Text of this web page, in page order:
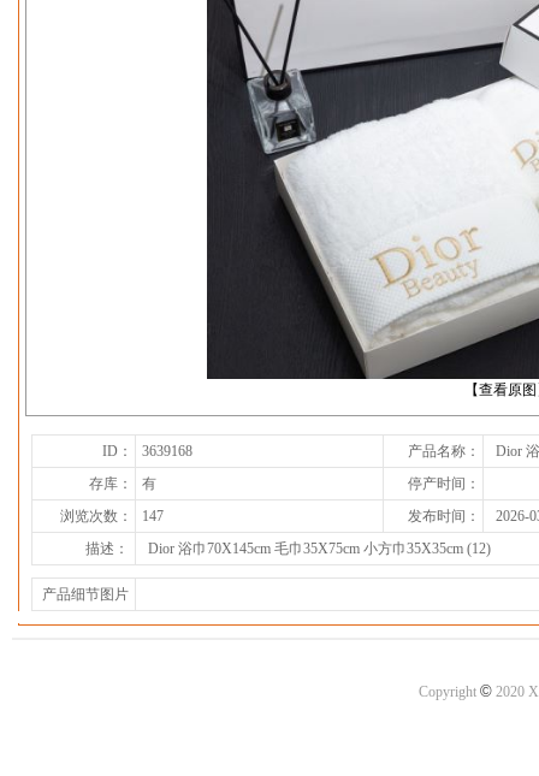
【查看原
下一张
ID： 3639168 产品名称：
Dior
存库：
有
停产时间：
浏览次数：
147 发布时间：
2026-
描述：
Dior 浴巾70X145cm 毛巾35X75cm 小方巾35X35cm (12)
产品细节图片
Copyright ©2020